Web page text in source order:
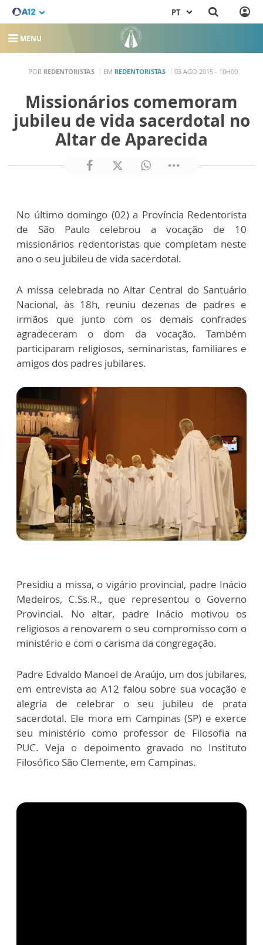
PT
MENU
POR REDENTORISTAS EM REDENTORISTAS 03 AGO 2015 - 10H00
Missionários comemoram
jubileu de vida sacerdotal no
Altar de Aparecida
No último domingo (02) a Província Redentorista
de São Paulo celebrou a vocação de 10
missionários redentoristas que completam neste
ano o seu jubileu de vida sacerdotal.
A missa celebrada no Altar Central do Santuário
Nacional, às 18h, reuniu dezenas de padres e
irmãos que junto com os demais confrades
agradeceram o dom da vocação. Também
participaram religiosos, seminaristas, familiares e
amigos dos padres jubilares.
Presidiu a missa, o vigário provincial, padre Inácio
Medeiros, C.Ss.R., que representou o Governo
Provincial. No altar, padre Inácio motivou os
religiosos a renovarem o seu compromisso com o
ministério e com o carisma da congregação.
Padre Edvaldo Manoel de Araújo, um dos jubilares,
em entrevista ao A12 falou sobre sua vocação e
alegria de celebrar o seu jubileu de prata
sacerdotal. Ele mora em Campinas (SP) e exerce
seu ministério como professor de Filosofia na
PUC. Veja o depoimento gravado no Instituto
Filosófico São Clemente, em Campinas.